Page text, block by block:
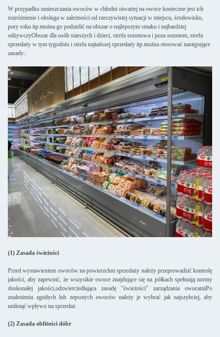
W przypadku umieszczania owoców w chłodni otwartej na owoce konieczne jest ich
rozróżnienie i obsługa w zależności od rzeczywistej sytuacji w miejscu, środowisku,
pory roku itp.można go podzielić na obszar o najlepszym smaku i najbardziej
odżywczyObszar dla osób starszych i dzieci, strefa sezonowa i poza sezonem, strefa
sprzedaży w tym tygodniu i strefa najtańszej sprzedaży itp.można stosować następujące
zasady::
(1) Zasada świeżości
Przed wystawieniem owoców na powierzchni sprzedaży należy przeprowadzić kontrolę
jakości, aby zapewnić, że wszystkie owoce znajdujące się na półkach spełniają normy
doskonałej jakości,odzwierciedlająca zasadę "świeżości" zarządzania owocamiPo
znalezieniu zgniłych lub zepsutych owoców należy je wybrać jak najszybciej, aby
uniknąć wpływu na sprzedaż.
(2) Zasada obfitości dóbr